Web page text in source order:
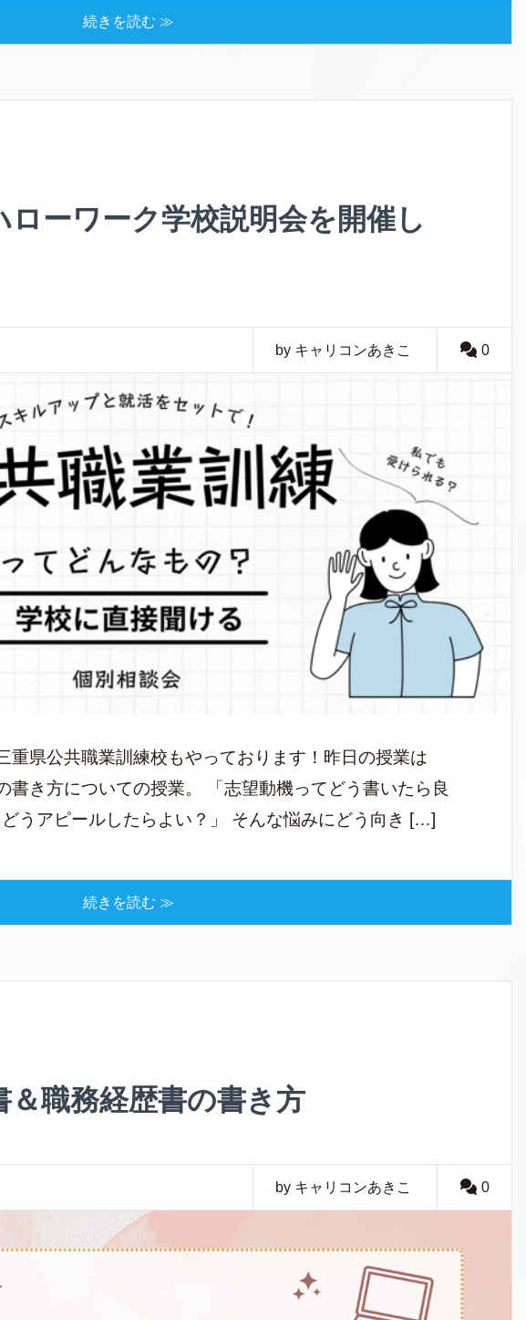
続きを読む ≫
ローワーク学校説明会を開催し
by キャリコンあきこ 0
重県公共職業訓練校もやっております！昨日の授業は
書き方についての授業。 「志望動機ってどう書いたら良
うアピールしたらよい？」 そんな悩みにどう向き […]
続きを読む ≫
＆職務経歴書の書き方
by キャリコンあきこ 0